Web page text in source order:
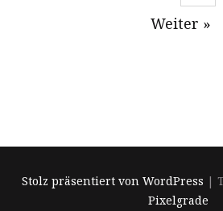
Weiter »
Stolz präsentiert von WordPress |
Pixelgrade